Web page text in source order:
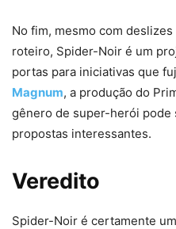
No fim, mesmo com
roteiro, Spider-Noir é um
portas para iniciativas que
Magnum, a produção do
gênero de super-herói
propostas interessantes.
Veredito
Spider-Noir é certamente